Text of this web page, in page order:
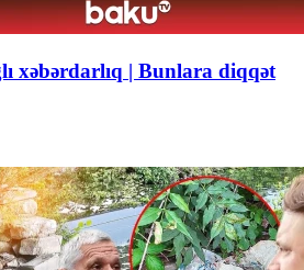
xəbərdarlıq | Bunlara diqqət